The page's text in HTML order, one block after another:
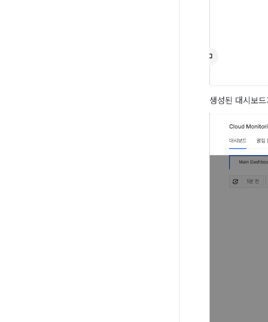
생성된 대시보